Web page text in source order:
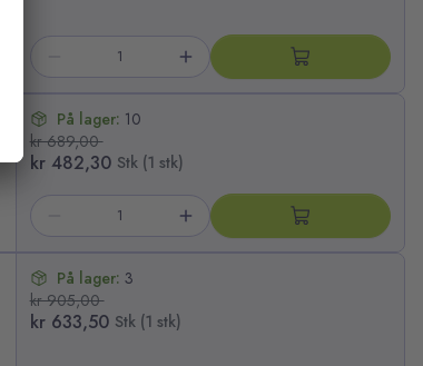
kr 689,00
kr 482,30 Stk (1 stk)
På lager: 10
kr 905,00
kr 633,50 Stk (1 stk)
På lager: 3